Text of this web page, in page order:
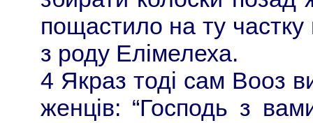
пощастило на ту
з роду Елімелеха.
4 Якраз тоді сам Вооз
женців: “Господь з